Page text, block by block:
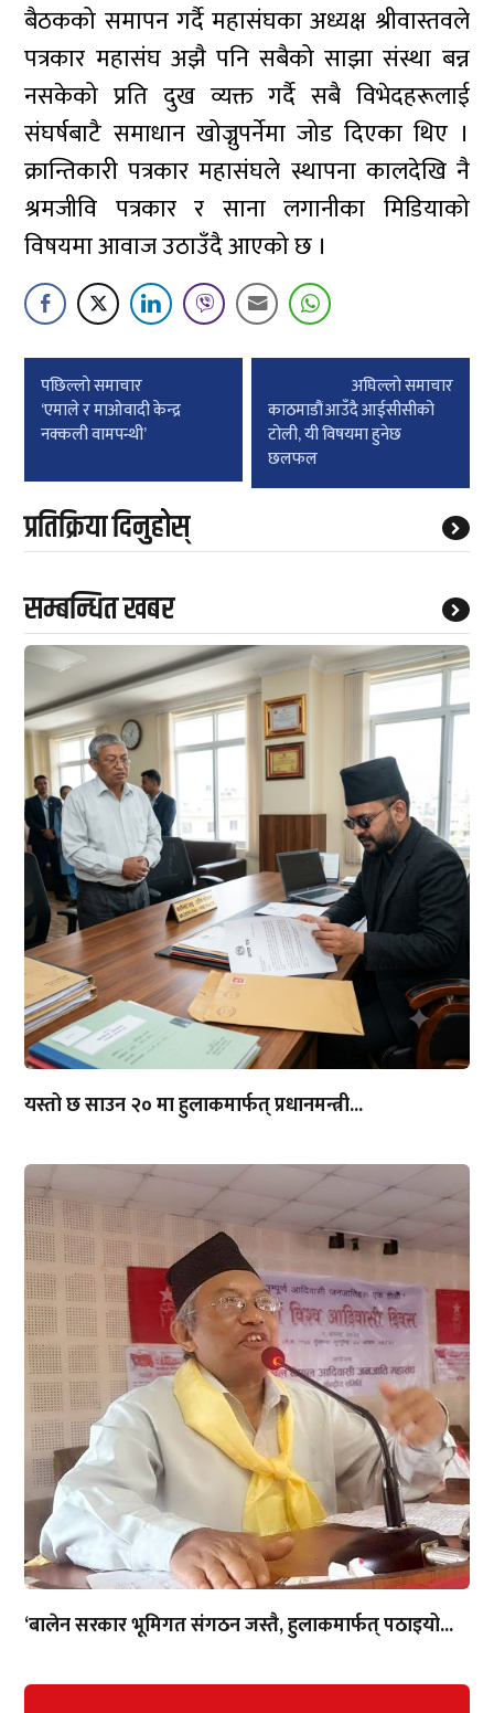
बैठकको समापन गर्दै महासंघका अध्यक्ष श्रीवास्तवले
पत्रकार महासंघ अझै पनि सबैको साझा संस्था बन्न
नसकेको प्रति दुख व्यक्त गर्दै सबै विभेदहरूलाई
संघर्षबाटै समाधान खोज्नुपर्नेमा जोड दिएका थिए ।
क्रान्तिकारी पत्रकार महासंघले स्थापना कालदेखि नै
श्रमजीवि पत्रकार र साना लगानीका मिडियाको
विषयमा आवाज उठाउँदै आएको छ ।
Post
navigation
पछिल्लाे समाचार
‘एमाले र माओवादी केन्द्र
नक्कली वामपन्थी’
अघिल्लाे समाचार
काठमाडौं आउँदै आईसीसीको
टोली, यी विषयमा हुनेछ
छलफल
प्रतिक्रिया दिनुहोस्
सम्बन्धित खबर
यस्तो छ साउन २० मा हुलाकमार्फत् प्रधानमन्त्री...
‘बालेन सरकार भूमिगत संगठन जस्तै, हुलाकमार्फत् पठाइयो...